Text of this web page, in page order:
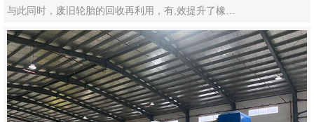
设
有
限
公
司
豫
与此同时，废旧轮胎的回收再利用，有,效提升了橡…